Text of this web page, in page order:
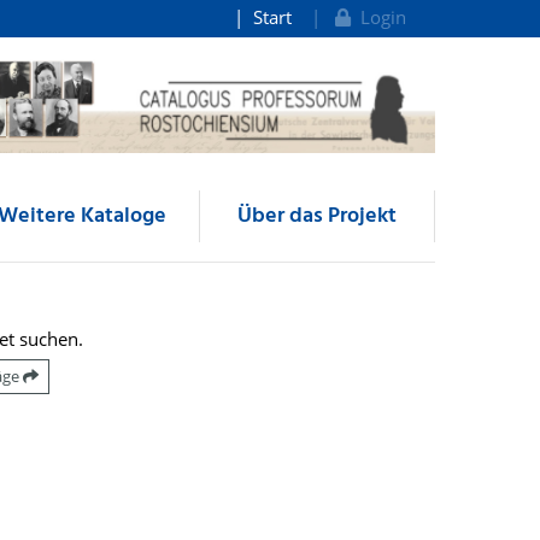
Start Login
Kataloge Über das Projekt
suchen.